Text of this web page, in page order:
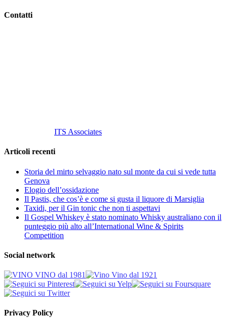
Contatti
ITS Associates
Articoli recenti
Storia del mirto selvaggio nato sul monte da cui si vede tutta
Genova
Elogio dell’ossidazione
Il Pastis, che cos’è e come si gusta il liquore di Marsiglia
Taxidi, per il Gin tonic che non ti aspettavi
Il Gospel Whiskey è stato nominato Whisky australiano con il
punteggio più alto all’International Wine & Spirits
Competition
Social network
Privacy Policy